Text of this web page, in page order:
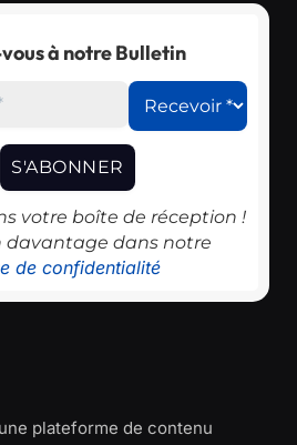
à notre Bulletin
votre boîte de réception !
davantage dans notre
de confidentialité
plateforme de contenu